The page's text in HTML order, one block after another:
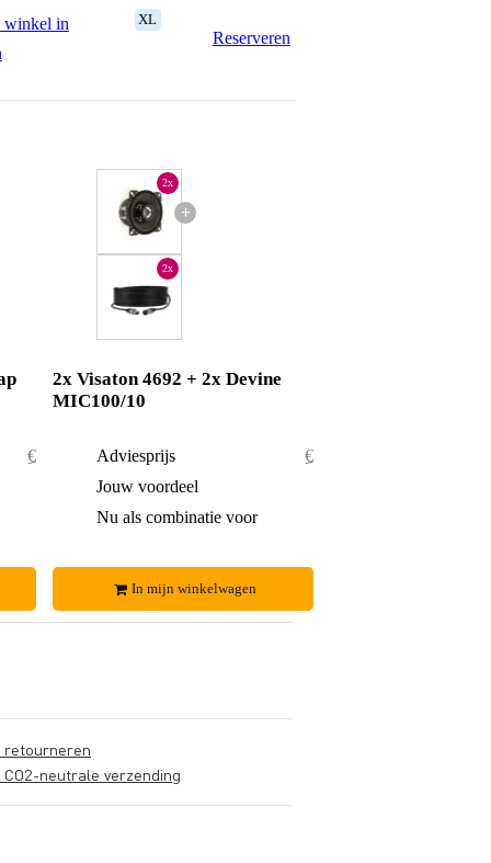
winkel in
XL
Reserveren
€ 63,50
+
2x
2x
2x Visaton 4692 + 2x Devine
MIC100/10
Adviesprijs
€ 77,90
Jouw voordeel
Nu als combinatie voor
In mijn winkelwagen
retourneren
CO2-neutrale verzending